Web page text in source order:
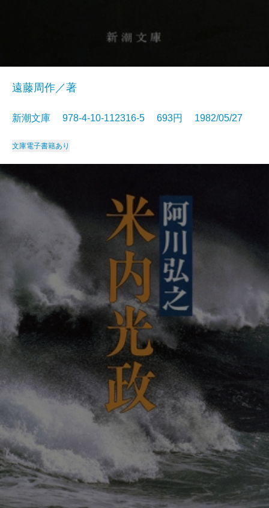
遠藤周作／著
新潮文庫 978-4-10-112316-5 693円 1982/05/27
文庫電子書籍あり